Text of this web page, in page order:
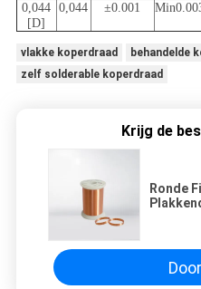
0,044
[D]
0,044 ±0.001
vlakke koperdraad
behandelde
zelf solderable koperdraad
Krijg de
Ronde